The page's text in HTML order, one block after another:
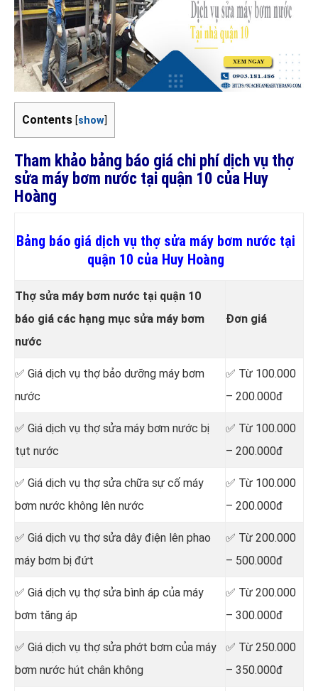
Contents [show]
Tham khảo bảng báo giá chi phí dịch vụ thợ
sửa máy bơm nước tại quận 10 của Huy
Hoàng
Bảng báo giá dịch vụ thợ sửa máy bơm nước tại
quận 10 của Huy Hoàng
Thợ sửa máy bơm nước tại quận 10
báo giá các hạng mục sửa máy bơm
nước
Đơn giá
✅ Giá dịch vụ thợ bảo dưỡng máy bơm
nước
✅ Từ 100.000
– 200.000đ
✅ Giá dịch vụ thợ sửa máy bơm nước bị
tụt nước
✅ Từ 100.000
– 200.000đ
✅ Giá dịch vụ thợ sửa chữa sự cố máy
bơm nước không lên nước
✅ Từ 100.000
– 200.000đ
✅ Giá dịch vụ thợ sửa dây điện lên phao
máy bơm bị đứt
✅ Từ 200.000
– 500.000đ
✅ Giá dịch vụ thợ sửa bình áp của máy
bơm tăng áp
✅ Từ 200.000
– 300.000đ
✅ Giá dịch vụ thợ sửa phớt bơm của máy
bơm nước hút chân không
✅ Từ 250.000
– 350.000đ